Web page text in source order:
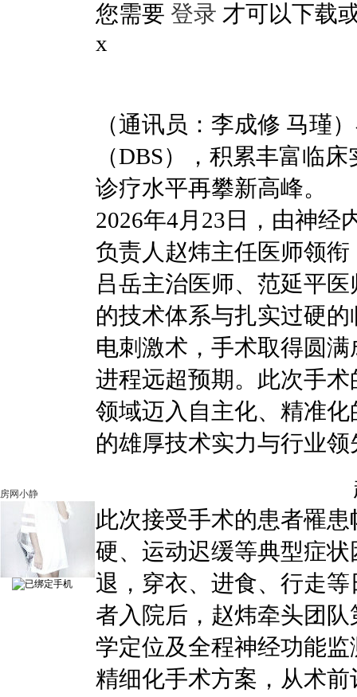
房网小静
您需要 登录 才可以下载
x
（通讯员：李成修 马瑾
（DBS），积累丰富临
诊疗水平再攀新高峰。
2026年4月23日，由神经
负责人赵炜主任医师领
吕岳主治医师、范延平
的技术体系与扎实过硬
电刺激术，手术取得圆
进程远超预期。此次手
领域迈入自主化、精准
的雄厚技术实力与行业领
此次接受手术的患者罹
硬、运动迟缓等典型症
退，穿衣、进食、行走
者入院后，赵炜牵头团
学定位及全程神经功能
精细化手术方案，从术